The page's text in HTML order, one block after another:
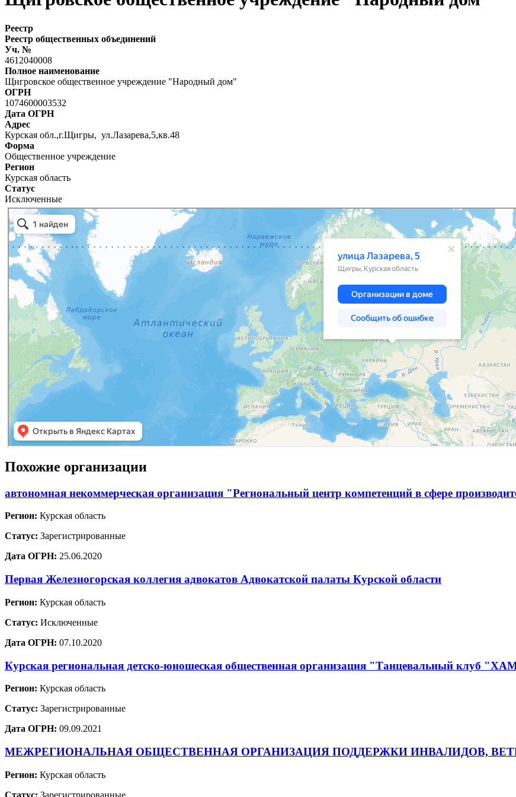
Реестр
Реестр общественных объединений
Уч. №
4612040008
Полное наименование
Щигровское общественное учреждение "Народный дом"
ОГРН
1074600003532
Дата ОГРН
Адрес
Курская обл.,г.Щигры, ул.Лазарева,5,кв.48
Форма
Общественное учреждение
Регион
Курская область
Статус
Исключенные
Похожие организации
автономная некоммерческая организация "Региональный центр компетенций в сфере
Регион: Курская область
Статус: Зарегистрированные
Дата ОГРН: 25.06.2020
Первая Железногорская коллегия адвокатов Адвокатской палаты Курской области
Регион: Курская область
Статус: Исключенные
Дата ОГРН: 07.10.2020
Курская региональная детско-юношеская общественная организация "Танцевальный клуб
Регион: Курская область
Статус: Зарегистрированные
Дата ОГРН: 09.09.2021
МЕЖРЕГИОНАЛЬНАЯ ОБЩЕСТВЕННАЯ ОРГАНИЗАЦИЯ ПОДДЕРЖКИ ИНВАЛИДОВ,
Регион: Курская область
Статус: Зарегистрированные